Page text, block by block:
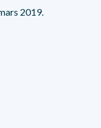
2019.